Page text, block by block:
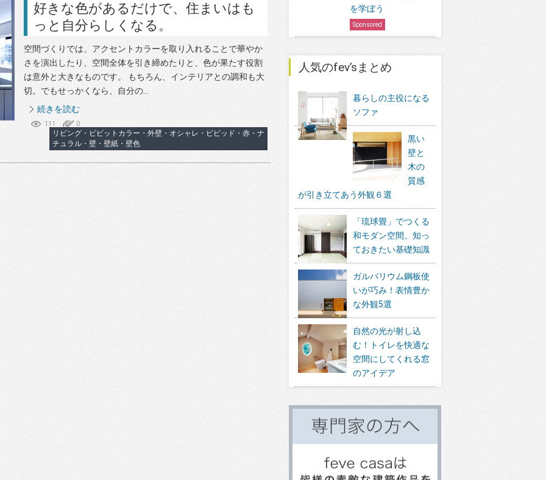
好きな色があるだけで、住まいはも
っと自分らしくなる。
空間づくりでは、アクセントカラーを取り入れることで華やか
さを演出したり、空間全体を引き締めたりと、色が果たす役割
は意外と大きなものです。 もちろん、インテリアとの調和も大
切。でもせっかくなら、自分の...
続きを読む
111 0
リビング・ビビットカラー・外壁・オシャレ・ビビッド・赤・ナ
チュラル・壁・壁紙・壁色
を学ぼう
Sponsored
人気のfev’sまとめ
暮らしの主役になる
ソファ
黒い
壁と
木の
質感
が引き立てあう外観６選
「琉球畳」でつくる
和モダン空間。知っ
ておきたい基礎知識
ガルバリウム鋼板使
いが巧み！表情豊か
な外観5選
自然の光が射し込
む！トイレを快適な
空間にしてくれる窓
のアイデア